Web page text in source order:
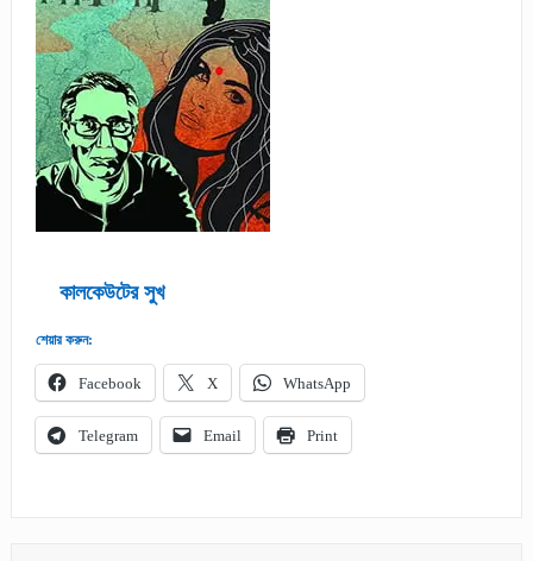
কালকেউটের সুখ
শেয়ার করুন:
Facebook X WhatsApp
Telegram Email Print